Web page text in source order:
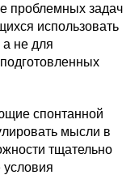
проблемных задач
использовать
не для
спонтанной
мысли в
тщательно